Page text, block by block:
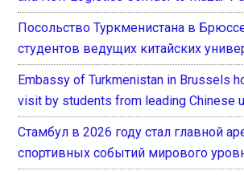
Посольство Туркменистана в
студентов ведущих китайских
Embassy of Turkmenistan in Brussels
visit by students from leading Chinese
Стамбул в 2026 году стал главной
спортивных событий мирового